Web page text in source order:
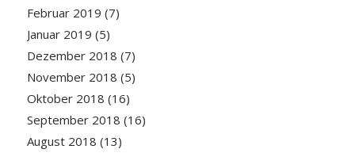
Februar 2019 (7)
Januar 2019 (5)
Dezember 2018 (7)
November 2018 (5)
Oktober 2018 (16)
September 2018 (16)
August 2018 (13)